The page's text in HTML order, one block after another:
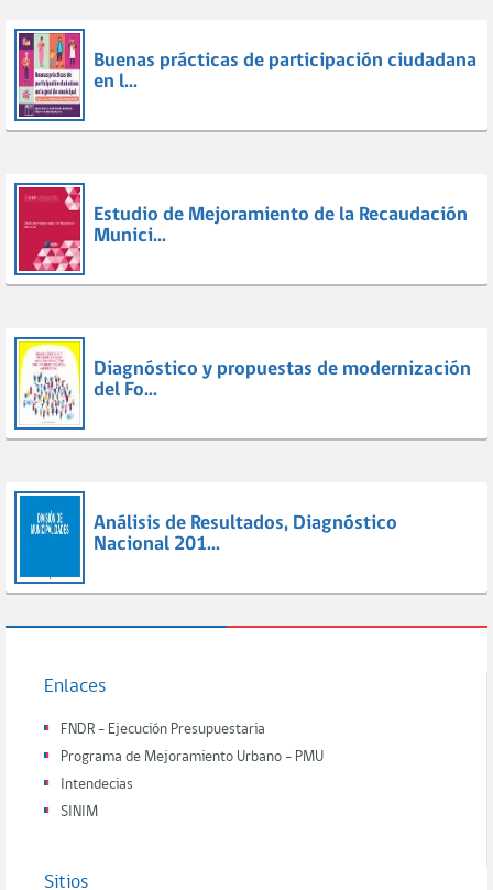
Buenas prácticas de participación ciudadana
en l...
Estudio de Mejoramiento de la Recaudación
Munici...
Diagnóstico y propuestas de modernización
del Fo...
Análisis de Resultados, Diagnóstico
Nacional 201...
Enlaces
FNDR - Ejecución Presupuestaria
Programa de Mejoramiento Urbano - PMU
Intendecias
SINIM
Sitios